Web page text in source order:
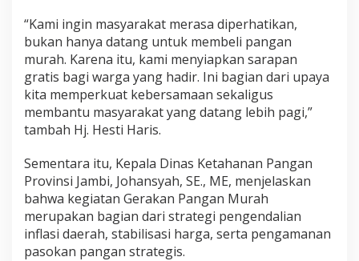
“Kami ingin masyarakat merasa diperhatikan,
bukan hanya datang untuk membeli pangan
murah. Karena itu, kami menyiapkan sarapan
gratis bagi warga yang hadir. Ini bagian dari upaya
kita memperkuat kebersamaan sekaligus
membantu masyarakat yang datang lebih pagi,”
tambah Hj. Hesti Haris.
Sementara itu, Kepala Dinas Ketahanan Pangan
Provinsi Jambi, Johansyah, SE., ME, menjelaskan
bahwa kegiatan Gerakan Pangan Murah
merupakan bagian dari strategi pengendalian
inflasi daerah, stabilisasi harga, serta pengamanan
pasokan pangan strategis.